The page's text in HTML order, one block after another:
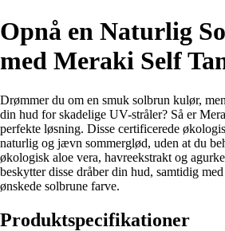
Opnå en Naturlig
med Meraki Self
Drømmer du om en smuk solbrun kulør,
din hud for skadelige UV-stråler? Så er
perfekte løsning. Disse certificerede
naturlig og jævn sommerglød, uden at du
økologisk aloe vera, havreekstrakt og
beskytter disse dråber din hud, samtidig
ønskede solbrune farve.
Produktspecifikationer